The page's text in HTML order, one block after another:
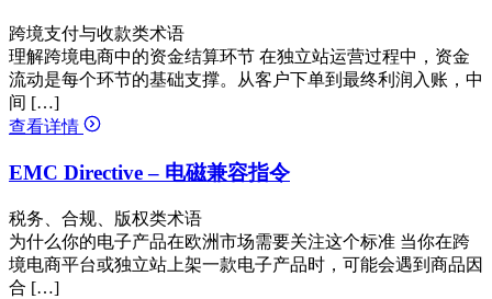
跨境支付与收款类术语
理解跨境电商中的资金结算环节 在独立站运营过程中，资金
流动是每个环节的基础支撑。从客户下单到最终利润入账，中
间 […]
查看详情
EMC Directive – 电磁兼容指令
税务、合规、版权类术语
为什么你的电子产品在欧洲市场需要关注这个标准 当你在跨
境电商平台或独立站上架一款电子产品时，可能会遇到商品因
合 […]